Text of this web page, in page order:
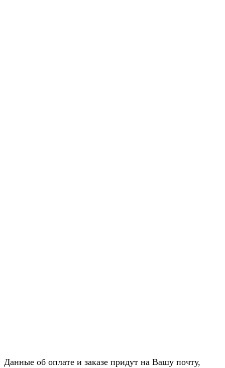
Данные об оплате и заказе придут на Вашу почту,